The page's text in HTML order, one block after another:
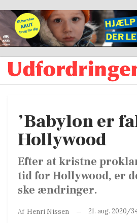
’Babylon er
Hollywood
Efter at kristne
tid for Hollywood, er
ske ændringer.
Af Henri Nissen 21. aug. 2020/